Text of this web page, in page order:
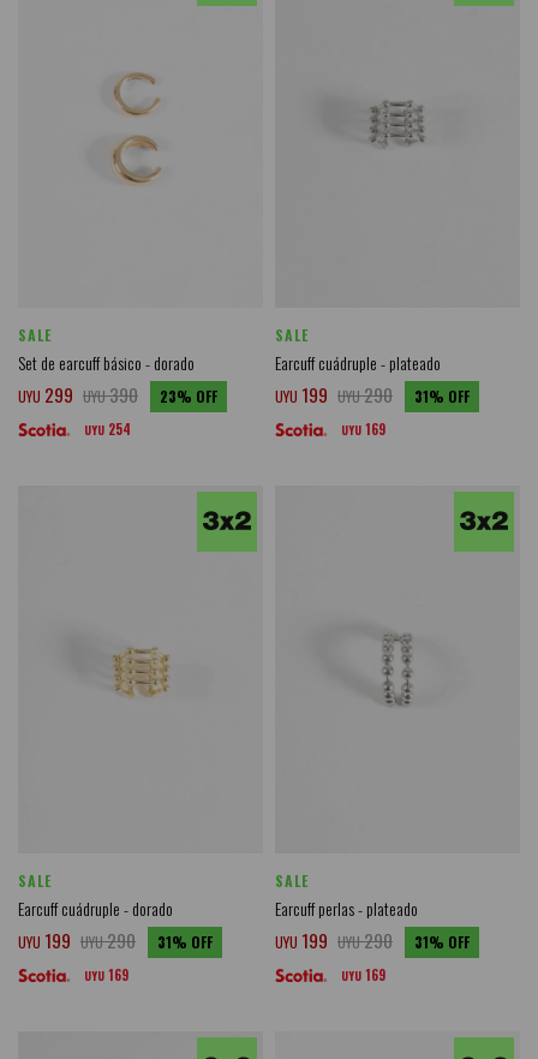
SALE
Set de earcuff básico - dorado
UYU 299 UYU390 23
UYU 254
SALE
Earcuff cuádruple - plateado
UYU 199 UYU290 31
UYU 169
SALE
Earcuff cuádruple - dorado
UYU 199 UYU290 31
UYU 169
SALE
Earcuff perlas - plateado
UYU 199 UYU290 31
UYU 169